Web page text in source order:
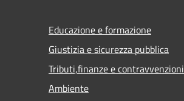
Educazione e formazione
Giustizia e sicurezza pubblica
Tributi,finanze e contravvenzioni
Ambiente